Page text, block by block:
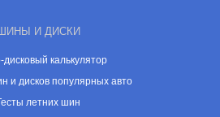
И ДИСКИ
калькулятор
и дисков популярных авто
летних шин